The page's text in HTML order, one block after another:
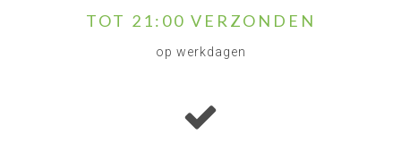
TOT 21:00 VERZONDEN
op werkdagen